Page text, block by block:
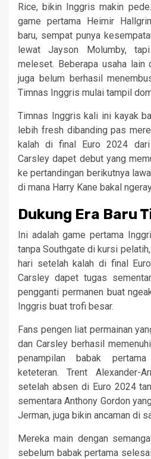
Rice, bikin Inggris makin
game pertama Heimir
baru, sempat punya
lewat Jayson Molumby,
meleset. Beberapa usaha lain
juga belum berhasil
Timnas Inggris mulai tampil
Timnas Inggris kali ini kayak
lebih fresh dibanding pas
kalah di final Euro 2024
Carsley dapet debut yang
ke pertandingan berikutnya
di mana Harry Kane bakal
Dukung Era Baru
Ini adalah game pertama
tanpa Southgate di kursi
hari setelah kalah di final
Carsley dapet tugas
pengganti permanen buat
Inggris buat trofi besar.
Fans pengen liat permainan
dan Carsley berhasil
penampilan babak
keteteran. Trent Alexander-
setelah absen di Euro 2024
sementara Anthony Gordon
Jerman, juga bikin ancaman di
Mereka main dengan
sebelum babak pertama